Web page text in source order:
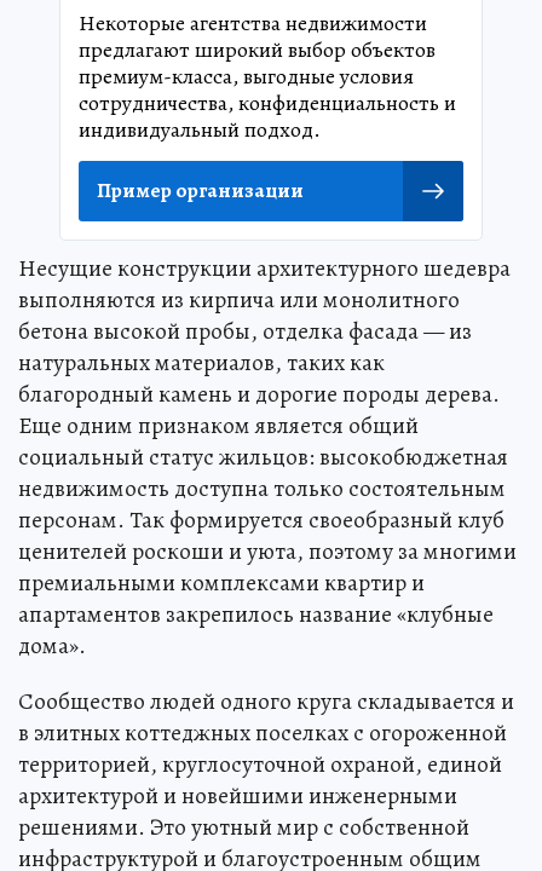
Некоторые агентства недвижимости
предлагают широкий выбор объектов
премиум-класса, выгодные условия
сотрудничества, конфиденциальность и
индивидуальный подход.
Пример организации
Несущие конструкции архитектурного шедевра
выполняются из кирпича или монолитного
бетона высокой пробы, отделка фасада — из
натуральных материалов, таких как
благородный камень и дорогие породы дерева.
Еще одним признаком является общий
социальный статус жильцов: высокобюджетная
недвижимость доступна только состоятельным
персонам. Так формируется своеобразный клуб
ценителей роскоши и уюта, поэтому за многими
премиальными комплексами квартир и
апартаментов закрепилось название «клубные
дома».
Сообщество людей одного круга складывается и
в элитных коттеджных поселках с огороженной
территорией, круглосуточной охраной, единой
архитектурой и новейшими инженерными
решениями. Это уютный мир с собственной
инфраструктурой и благоустроенным общим